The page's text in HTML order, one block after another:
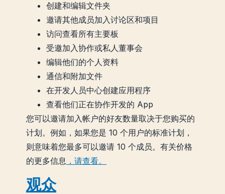
创建和编辑文件夹
邀请其他成员加入讨论区和项目
访问查看所有主要板
受邀加入协作或私人董事会
编辑他们的个人资料
通信和附加文件
在开发人员中心创建应用程序
查看他们正在协作开发的 App
您可以邀请加入帐户的好友数量取决于您购买的
计划。例如，如果您是 10 个用户的标准计划，
则意味着您最多可以邀请 10 个成员。有关价格
的更多信息 ，请查看。
观众